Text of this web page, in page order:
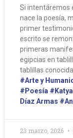
Si intentáremos
nace la poesía,
primer
escrito se
primeras
egipcias en
tablillas
#Arte y
#Poesía
Díaz Armas
23 marzo, 2026